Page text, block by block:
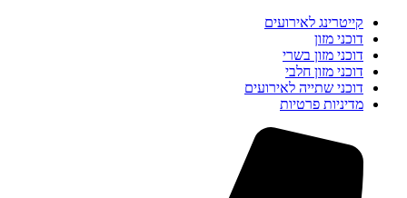
קייטרינג לאירועים
דוכני מזון
דוכני מזון בשרי
דוכני מזון חלבי
דוכני שתייה לאירועים
מדיניות פרטיות